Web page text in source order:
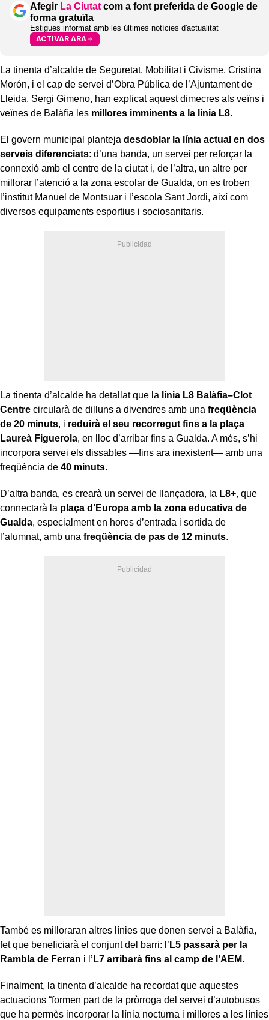
Afegir La Ciutat com a font preferida de Google de
forma gratuïta
Estigues informat amb les últimes notícies d'actualitat
ACTIVAR ARA
La tinenta d’alcalde de Seguretat, Mobilitat i Civisme, Cristina
Morón, i el cap de servei d’Obra Pública de l’Ajuntament de
Lleida, Sergi Gimeno, han explicat aquest dimecres als veïns i
veïnes de Balàfia les millores imminents a la línia L8.
El govern municipal planteja desdoblar la línia actual en dos
serveis diferenciats: d’una banda, un servei per reforçar la
connexió amb el centre de la ciutat i, de l’altra, un altre per
millorar l’atenció a la zona escolar de Gualda, on es troben
l’institut Manuel de Montsuar i l’escola Sant Jordi, així com
diversos equipaments esportius i sociosanitaris.
La tinenta d’alcalde ha detallat que la línia L8 Balàfia–Clot
Centre circularà de dilluns a divendres amb una freqüència
de 20 minuts, i reduirà el seu recorregut fins a la plaça
Laureà Figuerola, en lloc d’arribar fins a Gualda. A més, s’hi
incorpora servei els dissabtes —fins ara inexistent— amb una
freqüència de 40 minuts.
D’altra banda, es crearà un servei de llançadora, la L8+, que
connectarà la plaça d’Europa amb la zona educativa de
Gualda, especialment en hores d’entrada i sortida de
l’alumnat, amb una freqüència de pas de 12 minuts.
També es milloraran altres línies que donen servei a Balàfia,
fet que beneficiarà el conjunt del barri: l’ L5 passarà per la
Rambla de Ferran i l’ L7 arribarà fins al camp de l’AEM.
Finalment, la tinenta d’alcalde ha recordat que aquestes
actuacions “formen part de la pròrroga del servei d’autobusos
que ha permès incorporar la línia nocturna i millores a les línies